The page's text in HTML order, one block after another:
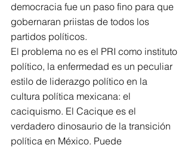
democracia fue un paso fino para que
gobernaran priistas de todos los
partidos políticos.
El problema no es el PRI como instituto
político, la enfermedad es un peculiar
estilo de liderazgo político en la
cultura política mexicana: el
caciquismo. El Cacique es el
verdadero dinosaurio de la transición
política en México. Puede